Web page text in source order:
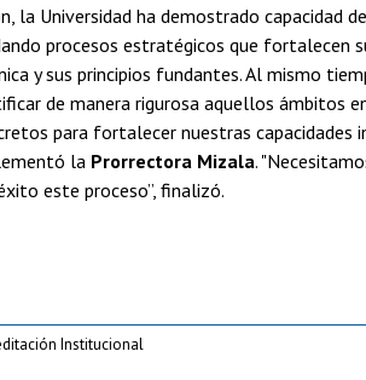
la Universidad ha demostrado capacidad
procesos estratégicos que fortalecen
y sus principios fundantes. Al mismo
de manera rigurosa aquellos ámbitos
para fortalecer nuestras capacidades
la Prorrectora Mizala.
este proceso”, finalizó.
Institucional